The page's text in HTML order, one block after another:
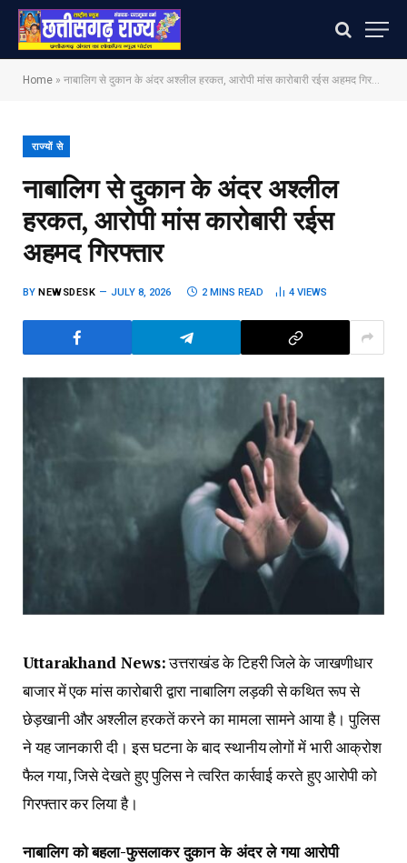
Home » नाबालिग से दुकान के अंदर अश्लील हरकत, आरोपी मांस कारोबारी रईस अहमद गिरफ्तार
राज्यों से
नाबालिग से दुकान के अंदर अश्लील
हरकत, आरोपी मांस कारोबारी रईस
अहमद गिरफ्तार
BY NEWSDESK JULY 8, 2026 2 MINS READ 4VIEWS
Uttarakhand News:उत्तराखंड के टिहरी जिले के जाखणीधार
बाजार में एक मांस कारोबारी द्वारा नाबालिग लड़की से कथित रूप से
छेड़खानी और अश्लील हरकतें करने का मामला सामने आया है। पुलिस
ने यह जानकारी दी। इस घटना के बाद स्थानीय लोगों में भारी आक्रोश
फैल गया, जिसे देखते हुए पुलिस ने त्वरित कार्रवाई करते हुए आरोपी को
गिरफ्तार कर लिया है।
नाबालिग को बहला-फुसलाकर दुकान के अंदर ले गया आरोपी